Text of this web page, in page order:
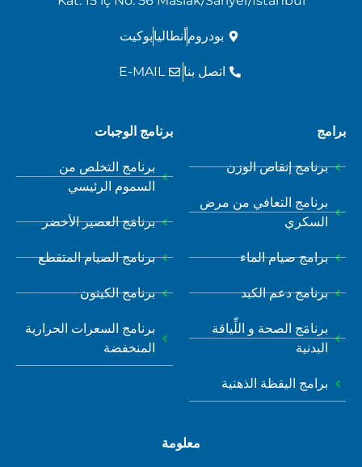
بودرومأنطاليابوكيت
اتصل بنا E-MAIL
برامج
برنامج إنقاص الوزن
برنامج التعافي من مرض
السكري
برامج صيام الماء
برنامج دعم الكبد
برنامَج الصحة و اللِّياقة
البدنية
برامج اليقظة الذهنية
برنامج الوجبات
برنامج التخلص من
السموم الرئيسي
برنامَج العصير الأخضر
برنامج الصيام المتقطع
برنامج الكيتون
برنامج السعرات الحرارية
المنخفضة
معلومة